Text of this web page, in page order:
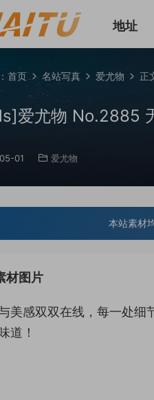
地址
首页 名站写真 爱尤物 正
爱尤物 No.2885
01 爱尤物
本站素材
材图片
美感双双在线，每一处
道！